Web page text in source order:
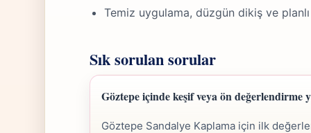
Temiz uygulama, düzgün dikiş ve
Sık sorulan sorular
Göztepe içinde keşif veya ön değerlendirme
Göztepe Sandalye Kaplama için ilk